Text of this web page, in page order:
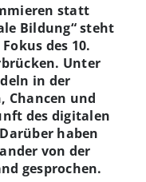
statt
Bildung“ steht
des 10.
Unter
in der
Chancen und
des digitalen
haben
von der
gesprochen.